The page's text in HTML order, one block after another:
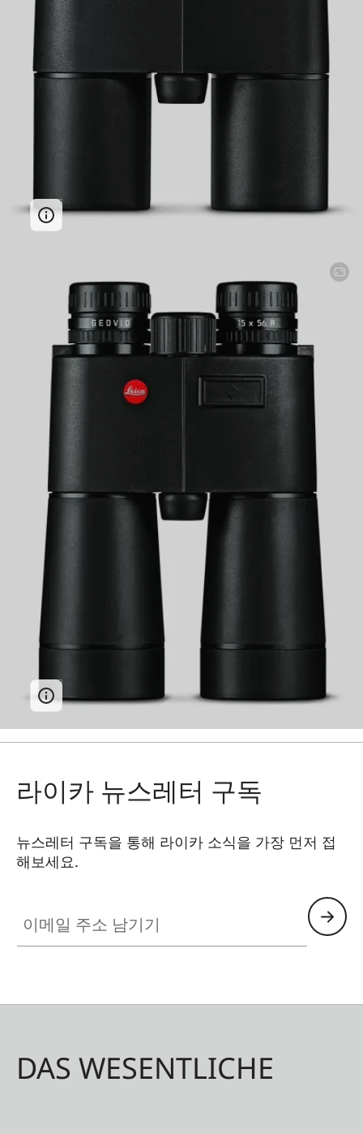
라이카 뉴스레터 구독
뉴스레터 구독을 통해 라이카 소식을 가장 먼저 접
해보세요.
DAS WESENTLICHE